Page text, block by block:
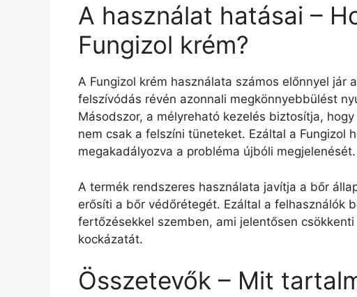
A használat hatásai –
Fungizol krém?
A Fungizol krém használata számos előnnyel jár
felszívódás révén azonnali megkönnyebbülést
Másodszor, a mélyreható kezelés biztosítja,
nem csak a felszíni tüneteket. Ezáltal a Fungizol
megakadályozva a probléma újbóli megjelenését.
A termék rendszeres használata javítja a bőr
erősíti a bőr védőrétegét. Ezáltal a felhasználók
fertőzésekkel szemben, ami jelentősen
kockázatát.
Összetevők – Mit